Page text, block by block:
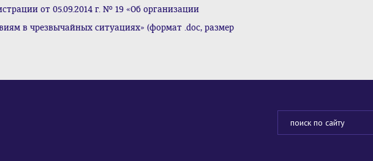
от 05.09.2014 г. № 19 «Об организации
в чрезвычайных ситуациях» (формат .doc, размер